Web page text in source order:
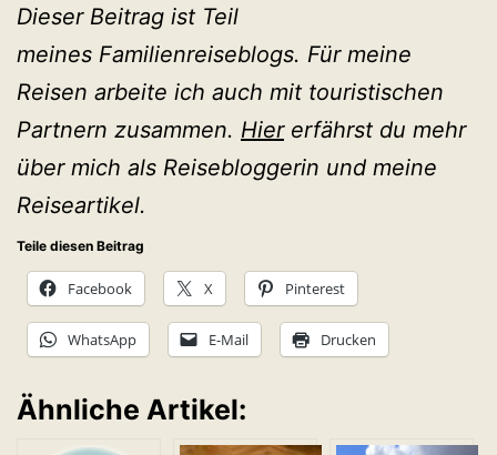
Dieser Beitrag ist Teil
meines Familienreiseblogs. Für meine
Reisen arbeite ich auch mit touristischen
Partnern zusammen. Hiererfährst du mehr
über mich als Reisebloggerin und meine
Reiseartikel.
Teile diesen Beitrag
Facebook X Pinterest
WhatsApp E-Mail Drucken
Ähnliche Artikel: